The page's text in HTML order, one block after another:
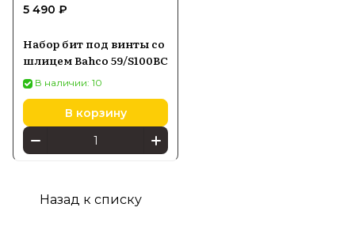
5 490 ₽
Набор бит под винты со
шлицем Bahco 59/S100BC
В наличии: 10
В корзину
Назад к списку